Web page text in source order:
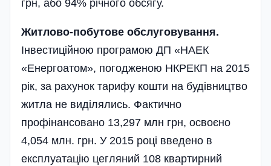
грн, або 94% річного обсягу.
Житлово-побутове обслуговування.
Інвестиційною програмою ДП «НАЕК
«Енергоатом», погодженою НКРЕКП на 2015
рік, за рахунок тарифу кошти на буді­вництво
житла не виділялись. Фактично
профінансовано 13,297 млн грн, освоєно
4,054 млн. грн. У 2015 році введено в
експлуатацію цегляний 108 квартирний